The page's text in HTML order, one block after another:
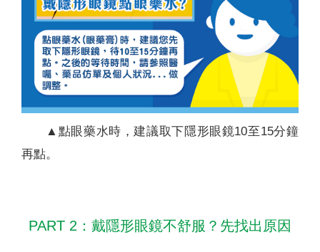
▲點眼藥水時，建議取下隱形眼鏡10至15分鐘
再點。
PART 2：戴隱形眼鏡不舒服？先找出原因